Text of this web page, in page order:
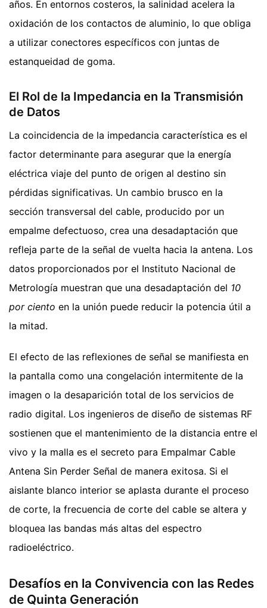
años. En entornos costeros, la salinidad acelera la
oxidación de los contactos de aluminio, lo que obliga
a utilizar conectores específicos con juntas de
estanqueidad de goma.
El Rol de la Impedancia en la Transmisión
de Datos
La coincidencia de la impedancia característica es el
factor determinante para asegurar que la energía
eléctrica viaje del punto de origen al destino sin
pérdidas significativas. Un cambio brusco en la
sección transversal del cable, producido por un
empalme defectuoso, crea una desadaptación que
refleja parte de la señal de vuelta hacia la antena. Los
datos proporcionados por el Instituto Nacional de
Metrología muestran que una desadaptación del 10
por ciento en la unión puede reducir la potencia útil a
la mitad.
El efecto de las reflexiones de señal se manifiesta en
la pantalla como una congelación intermitente de la
imagen o la desaparición total de los servicios de
radio digital. Los ingenieros de diseño de sistemas RF
sostienen que el mantenimiento de la distancia entre el
vivo y la malla es el secreto para Empalmar Cable
Antena Sin Perder Señal de manera exitosa. Si el
aislante blanco interior se aplasta durante el proceso
de corte, la frecuencia de corte del cable se altera y
bloquea las bandas más altas del espectro
radioeléctrico.
Desafíos en la Convivencia con las Redes
de Quinta Generación